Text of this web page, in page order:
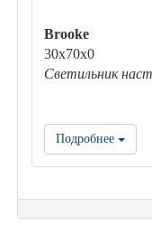
Brooke
30х70х0
Светильник
Подробнее